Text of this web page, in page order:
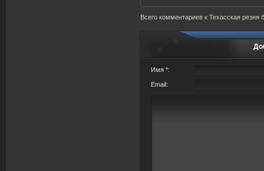
Всего комментариев к Техасская резня
Имя *:
Email: